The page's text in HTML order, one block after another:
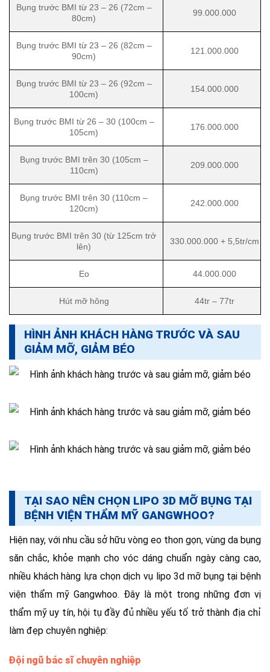
Bụng trước BMI từ 23 – 26 (72cm –
80cm)
99.000.000
Bụng trước BMI từ 23 – 26 (82cm –
90cm)
121.000.000
Bụng trước BMI từ 23 – 26 (92cm –
100cm)
154.000.000
Bụng trước BMI từ 26 – 30 (100cm –
105cm)
176.000.000
Bụng trước BMI trên 30 (105cm –
110cm)
209.000.000
Bụng trước BMI trên 30 (110cm –
120cm)
242.000.000
Bụng trước BMI trên 30 (từ 125cm trở
lên)
330.000.000 + 5,5tr/cm
Eo 44.000.000
Hút mỡ hông 44tr – 77tr
HÌNH ẢNH KHÁCH HÀNG TRƯỚC VÀ SAU
GIẢM MỠ, GIẢM BÉO
TẠI SAO NÊN CHỌN LIPO 3D MỠ BỤNG TẠI
BỆNH VIỆN THẨM MỸ GANGWHOO?
Hiện nay, với nhu cầu sở hữu vòng eo thon gọn, vùng da bụng
săn chắc, khỏe mạnh cho vóc dáng chuẩn ngày càng cao,
nhiều khách hàng lựa chọn dịch vụ lipo 3d mỡ bụng tại bệnh
viện thẩm mỹ Gangwhoo. Đây là một trong những đơn vị
thẩm mỹ uy tín, hội tụ đầy đủ nhiều yếu tố trở thành địa chỉ
làm đẹp chuyên nghiệp:
Đội ngũ bác sĩ chuyên nghiệp